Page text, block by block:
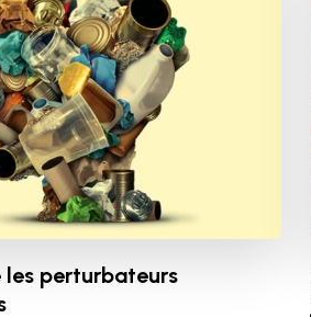
perturbateurs